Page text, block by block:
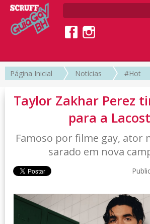
Página Inicial Notícias #Hot
Taylor Zakhar Perez
para a
Famoso por filme gay, ator
sarado em nova